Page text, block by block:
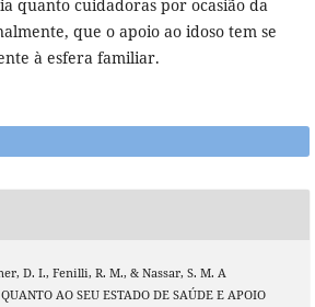
quanto cuidadoras por ocasião da
que o apoio ao idoso tem se
à esfera familiar.
D. I., Fenilli, R. M., & Nassar, S. M. A
AO SEU ESTADO DE SAÚDE E APOIO